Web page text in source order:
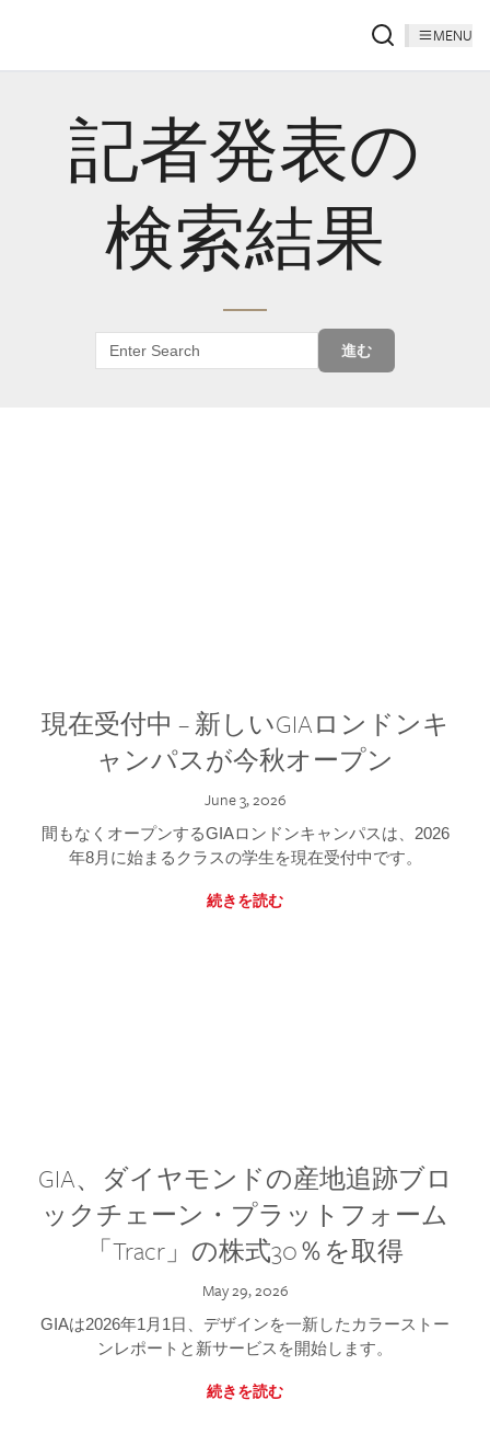
MENU
記者発表の
検索結果
進む
現在受付中 – 新しいGIAロンドンキ
ャンパスが今秋オープン
June 3, 2026
間もなくオープンするGIAロンドンキャンパスは、2026
年8月に始まるクラスの学生を現在受付中です。
続きを読む
GIA、ダイヤモンドの産地追跡ブロ
ックチェーン・プラットフォーム
「Tracr」の株式30％を取得
May 29, 2026
GIAは2026年1月1日、デザインを一新したカラーストー
ンレポートと新サービスを開始します。
続きを読む